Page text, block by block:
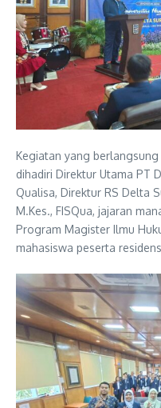
Kegiatan yang
dihadiri Direktur Utama PT
Qualisa, Direktur RS Delta
M.Kes., FISQua, jajaran
Program Magister Ilmu
mahasiswa peserta